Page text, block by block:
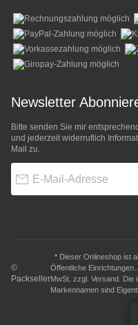
Newsletter
Bitte senden Sie mir
und jederzeit widerruflich
Mail zu.
©
Packseller
* Dieser Onlineshop ist
Öffentliche
MwSt. zzgl. Versand .
Markennamen sind